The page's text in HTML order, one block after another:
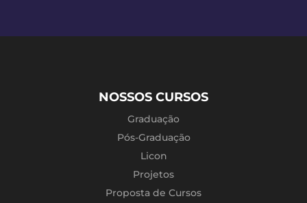
NOSSOS CURSOS
Graduação
Pós-Graduação
Licon
Projetos
Proposta de Cursos